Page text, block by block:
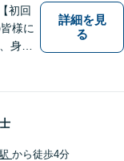
初回
様に
身近
る
さ
詳細を見
る
から徒歩4分